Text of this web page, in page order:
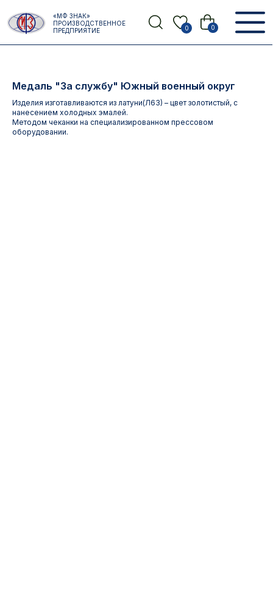
0
«МФ ЗНАК»
ПРОИЗВОДСТВЕННОЕ
ПРЕДПРИЯТИЕ
Назад
Медаль "За службу" Южный военный округ
Изделия изготавливаются из латуни(Л63) – цвет золотистый, с
нанесением холодных эмалей.
Методом чеканки на специализированном прессовом
оборудовании.